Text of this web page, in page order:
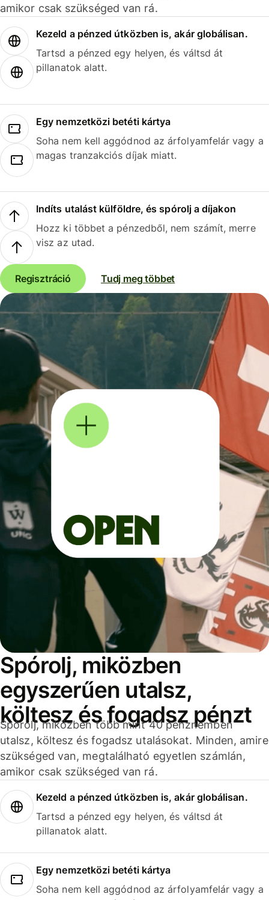
amikor csak szükséged van rá.
Kezeld a pénzed útközben is, akár globálisan.
Tartsd a pénzed egy helyen, és váltsd át
pillanatok alatt.
Egy nemzetközi betéti kártya
Soha nem kell aggódnod az árfolyamfelár vagy a
magas tranzakciós díjak miatt.
Indíts utalást külföldre, és spórolj a díjakon
Hozz ki többet a pénzedből, nem számít, merre
visz az utad.
Regisztráció Tudj meg többet
Spórolj, miközben
egyszerűen utalsz,
költesz és fogadsz pénzt
Spórolj, miközben több mint 40 pénznemben
utalsz, költesz és fogadsz utalásokat. Minden, amire
szükséged van, megtalálható egyetlen számlán,
amikor csak szükséged van rá.
Kezeld a pénzed útközben is, akár globálisan.
Tartsd a pénzed egy helyen, és váltsd át
pillanatok alatt.
Egy nemzetközi betéti kártya
Soha nem kell aggódnod az árfolyamfelár vagy a